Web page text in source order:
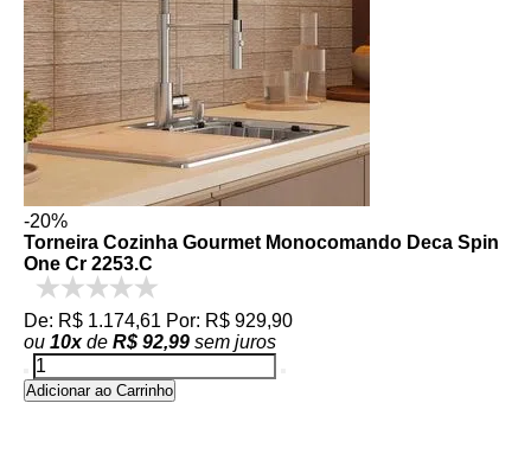
-20%
Torneira Cozinha Gourmet Monocomando Deca Spin
One Cr 2253.C
De: R$ 1.174,61 Por: R$ 929,90
ou 10xde R$ 92,99 sem juros
Adicionar ao Carrinho